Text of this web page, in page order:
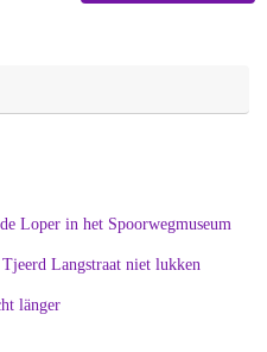
Loper in het Spoorwegmuseum
Langstraat niet lukken
länger